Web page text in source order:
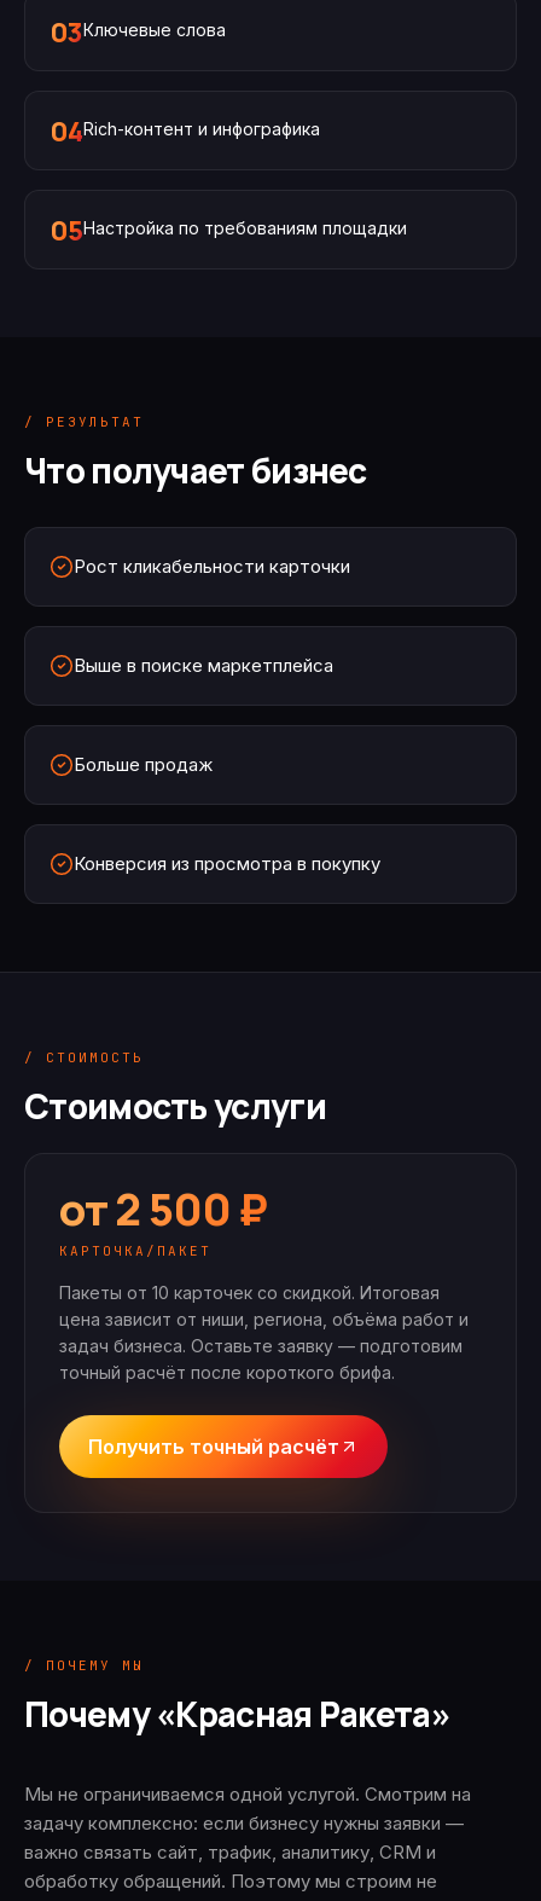
03Ключевые слова
04Rich-контент и инфографика
05Настройка по требованиям площадки
/ РЕЗУЛЬТАТ
Что получает бизнес
Рост кликабельности карточки
Выше в поиске маркетплейса
Больше продаж
Конверсия из просмотра в покупку
/ СТОИМОСТЬ
Стоимость услуги
от 2 500 ₽
КАРТОЧКА/ПАКЕТ
Пакеты от 10 карточек со скидкой. Итоговая
цена зависит от ниши, региона, объёма работ и
задач бизнеса. Оставьте заявку — подготовим
точный расчёт после короткого брифа.
Получить точный расчёт
/ ПОЧЕМУ МЫ
Почему «Красная Ракета»
Мы не ограничиваемся одной услугой. Смотрим на
задачу комплексно: если бизнесу нужны заявки —
важно связать сайт, трафик, аналитику, CRM и
обработку обращений. Поэтому мы строим не